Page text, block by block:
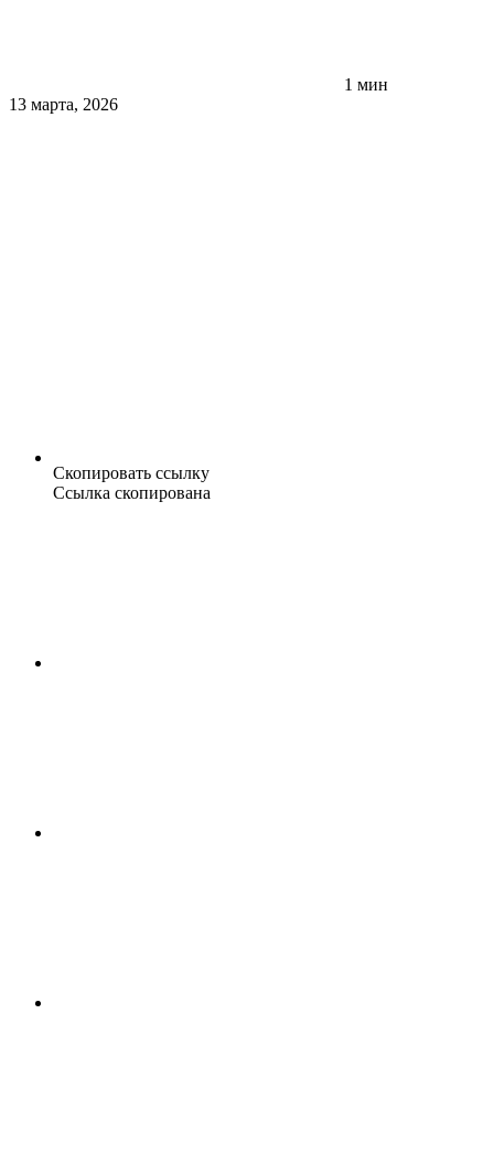
1 мин
13 марта, 2026
Скопировать ссылку
Ссылка скопирована